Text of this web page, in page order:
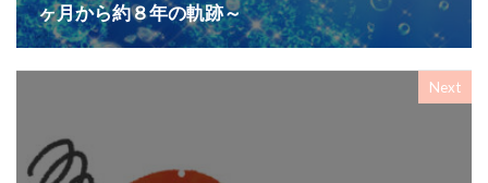
ヶ月から約８年の軌跡～
Next